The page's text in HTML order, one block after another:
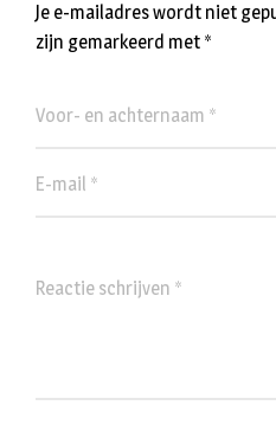
Je e-mailadres wordt niet
zijn gemarkeerd met *